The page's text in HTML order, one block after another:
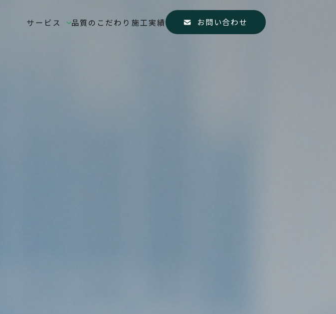
サービス 品質のこだわり 施工実績 お問い合わせ